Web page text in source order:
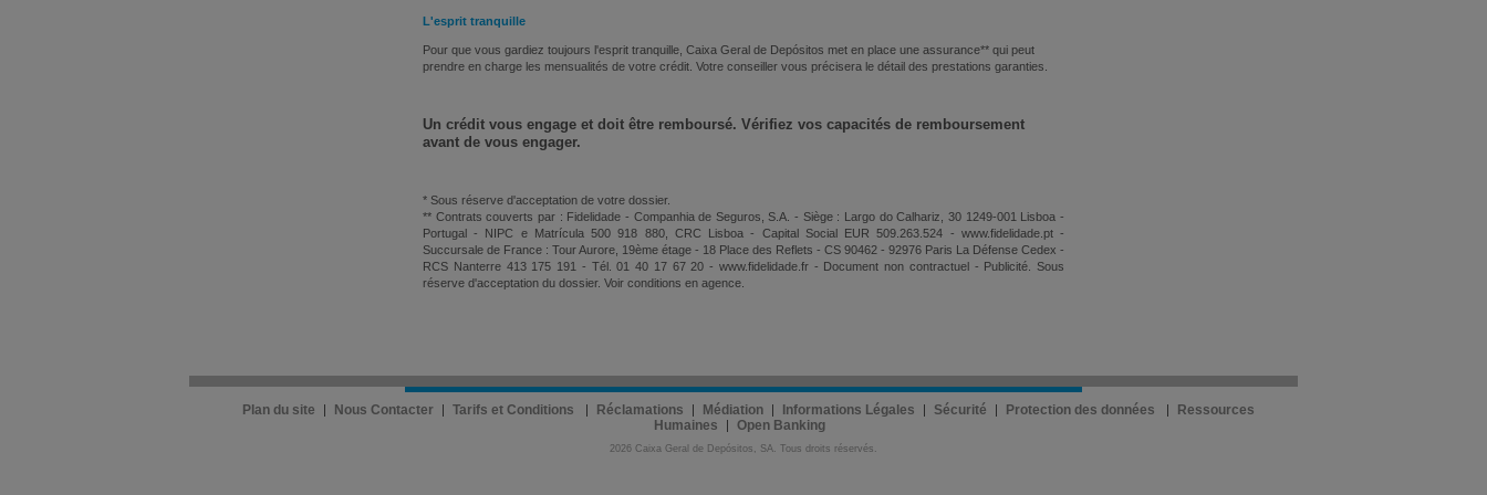
L'esprit tranquille
Pour que vous gardiez toujours l'esprit tranquille, Caixa Geral de Depósitos met en place une assurance** qui peut
prendre en charge les mensualités de votre crédit. Votre conseiller vous précisera le détail des prestations garanties.
Un crédit vous engage et doit être remboursé. Vérifiez vos capacités de remboursement
avant de vous engager.
* Sous réserve d'acceptation de votre dossier.
** Contrats couverts par : Fidelidade - Companhia de Seguros, S.A. - Siège : Largo do Calhariz, 30 1249-001 Lisboa -
Portugal - NIPC e Matrícula 500 918 880, CRC Lisboa - Capital Social EUR 509.263.524 - www.fidelidade.pt -
Succursale de France : Tour Aurore, 19ème étage - 18 Place des Reflets - CS 90462 - 92976 Paris La Défense Cedex -
RCS Nanterre 413 175 191 - Tél. 01 40 17 67 20 - www.fidelidade.fr - Document non contractuel - Publicité. Sous
réserve d'acceptation du dossier. Voir conditions en agence.
Plan du site Nous Contacter Tarifs et Conditions Réclamations Médiation Informations Légales Sécurité Protection des données
Ressources
Humaines
Open Banking
2026 Caixa Geral de Depósitos, SA. Tous droits réservés.